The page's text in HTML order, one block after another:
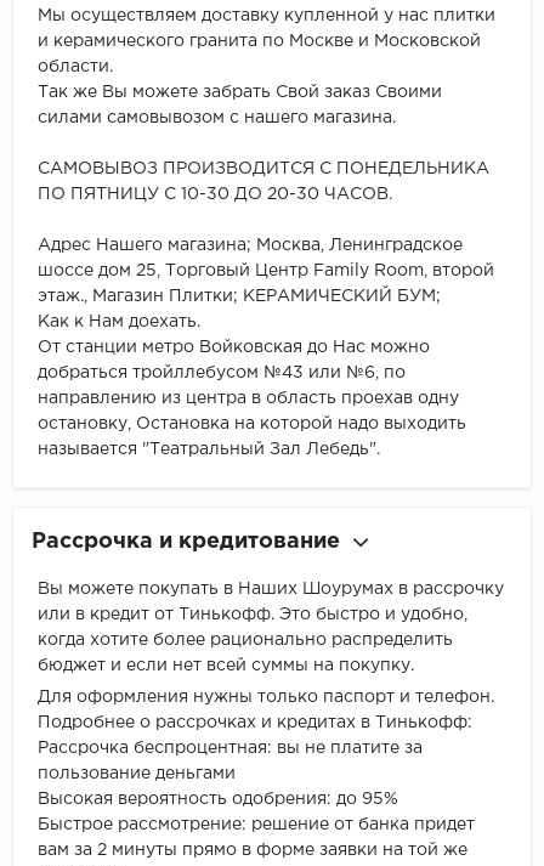
Мы осуществляем доставку купленной у нас плитки
и керамического гранита по Москве и Московской
области.
Так же Вы можете забрать Свой заказ Своими
силами самовывозом с нашего магазина.
САМОВЫВОЗ ПРОИЗВОДИТСЯ С ПОНЕДЕЛЬНИКА
ПО ПЯТНИЦУ С 10-30 ДО 20-30 ЧАСОВ.
Адрес Нашего магазина; Москва, Ленинградское
шоссе дом 25, Торговый Центр Family Room, второй
этаж., Магазин Плитки; КЕРАМИЧЕСКИЙ БУМ;
Как к Нам доехать.
От станции метро Войковская до Нас можно
добраться тройллебусом №43 или №6, по
направлению из центра в область проехав одну
остановку, Остановка на которой надо выходить
называется "Театральный Зал Лебедь".
Рассрочка и кредитование
Вы можете покупать в Наших Шоурумах в рассрочку
или в кредит от Тинькофф. Это быстро и удобно,
когда хотите более рационально распределить
бюджет и если нет всей суммы на покупку.
Для оформления нужны только паспорт и телефон.
Подробнее о рассрочках и кредитах в Тинькофф:
Рассрочка беспроцентная: вы не платите за
пользование деньгами
Высокая вероятность одобрения: до 95%
Быстрое рассмотрение: решение от банка придет
вам за 2 минуты прямо в форме заявки на той же